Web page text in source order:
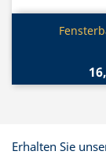

Erhalten Sie